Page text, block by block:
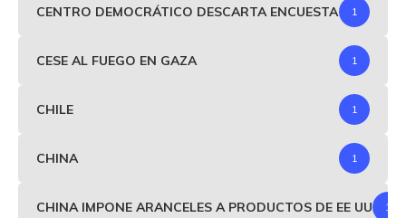
CENTRO DEMOCRÁTICO DESCARTA ENCUESTA 1
CESE AL FUEGO EN GAZA 1
CHILE 1
CHINA 1
CHINA IMPONE ARANCELES A PRODUCTOS DE EE UU 1